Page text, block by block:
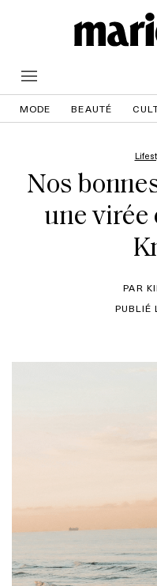
MODE BEAUTÉ
Nos
une virée
PAR